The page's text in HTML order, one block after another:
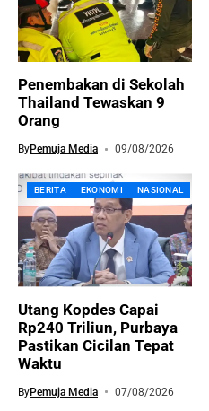
Penembakan di Sekolah
Thailand Tewaskan 9
Orang
ByPemuja Media 09/08/2026
BERITA EKONOMI NASIONAL
Utang Kopdes Capai
Rp240 Triliun, Purbaya
Pastikan Cicilan Tepat
Waktu
ByPemuja Media 07/08/2026